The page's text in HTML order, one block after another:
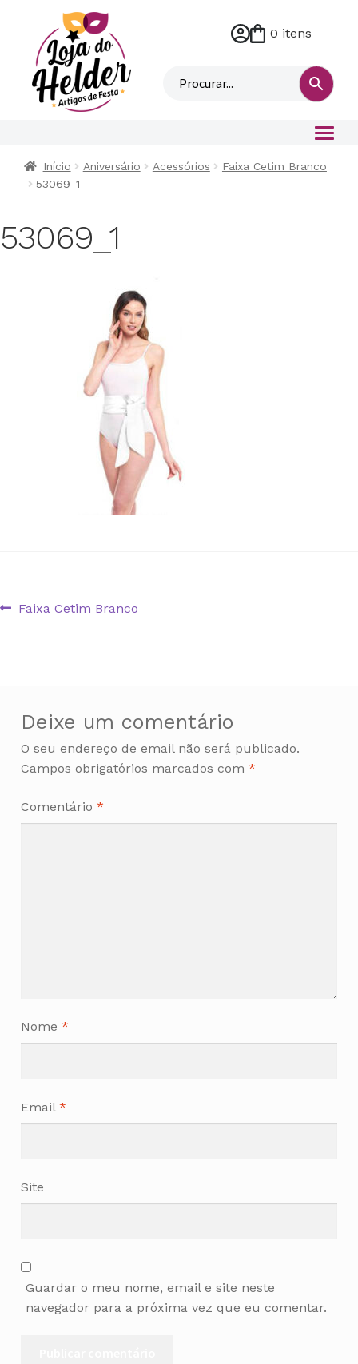
M
n
0 itens
Início Aniversário Acessórios
Faixa Cetim Branco
53069_1
53069_1
Navegação
Artigo
Faixa Cetim Branco
Deixe um comentário
O seu endereço de email não será publicado.
Campos obrigatórios marcados com *
Comentário *
Nome *
Email *
Site
Guardar o meu nome, email e site neste
navegador para a próxima vez que eu comentar.